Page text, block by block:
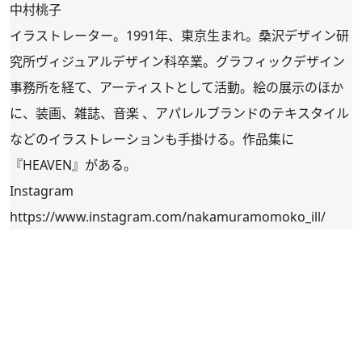
中村桃子
イラストレーター。1991年、東京生まれ。桑沢デザイン研
究所ヴィジュアルデザイン科卒業。グラフィックデザイン
事務所を経て、アーティストとして活動。絵の展示のほか
に、装画、雑誌、音楽 、アパレルブランドのテキスタイル
などのイラストレーションも手掛ける。作品集に
『HEAVEN』がある。
Instagram
https://www.instagram.com/nakamuramomoko_ill/